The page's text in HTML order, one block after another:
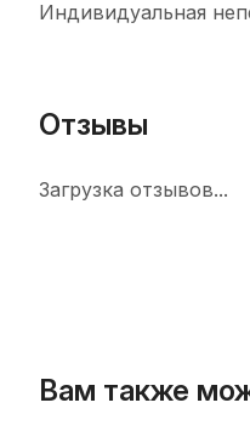
Индивидуальная
Отзывы
Загрузка отзывов...
Вам также